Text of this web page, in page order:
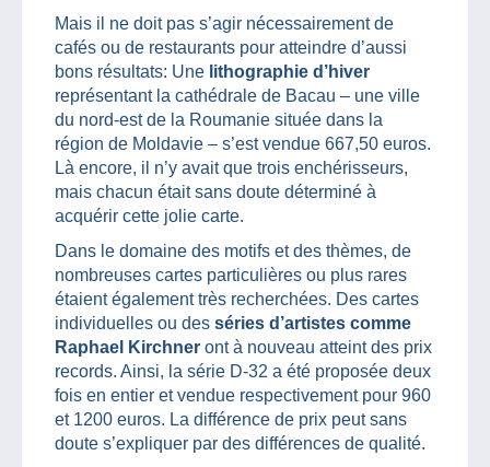
Mais il ne doit pas s’agir nécessairement de
cafés ou de restaurants pour atteindre d’aussi
bons résultats: Une lithographie d’hiver
représentant la cathédrale de Bacau – une ville
du nord-est de la Roumanie située dans la
région de Moldavie – s’est vendue 667,50 euros.
Là encore, il n’y avait que trois enchérisseurs,
mais chacun était sans doute déterminé à
acquérir cette jolie carte.
Dans le domaine des motifs et des thèmes, de
nombreuses cartes particulières ou plus rares
étaient également très recherchées. Des cartes
individuelles ou des séries d’artistes comme
Raphael Kirchner ont à nouveau atteint des prix
records. Ainsi, la série D-32 a été proposée deux
fois en entier et vendue respectivement pour 960
et 1200 euros. La différence de prix peut sans
doute s’expliquer par des différences de qualité.